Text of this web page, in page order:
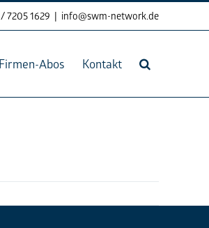
7205 1629 | info@swm-network.de
Firmen-Abos Kontakt